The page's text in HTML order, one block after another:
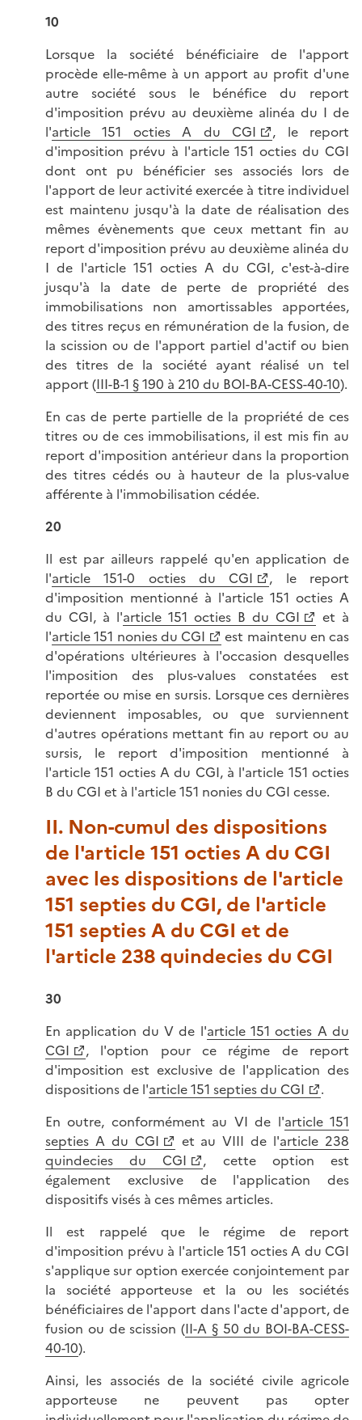
10
Lorsque la société bénéficiaire de l'apport
procède elle-même à un apport au profit d'une
autre société sous le bénéfice du report
d'imposition prévu au deuxième alinéa du I de
l'article 151 octies A du CGI
, le report
d'imposition prévu à l'article 151 octies du CGI
dont ont pu bénéficier ses associés lors de
l'apport de leur activité exercée à titre individuel
est maintenu jusqu'à la date de réalisation des
mêmes évènements que ceux mettant fin au
report d'imposition prévu au deuxième alinéa du
I de l'article 151 octies A du CGI, c'est-à-dire
jusqu'à la date de perte de propriété des
immobilisations non amortissables apportées,
des titres reçus en rémunération de la fusion, de
la scission ou de l'apport partiel d'actif ou bien
des titres de la société ayant réalisé un tel
apport (III-B-1 § 190 à 210 du BOI-BA-CESS-40-10).
En cas de perte partielle de la propriété de ces
titres ou de ces immobilisations, il est mis fin au
report d'imposition antérieur dans la proportion
des titres cédés ou à hauteur de la plus-value
afférente à l'immobilisation cédée.
20
Il est par ailleurs rappelé qu'en application de
l'article 151-0 octies du CGI
, le report
d'imposition mentionné à l'article 151 octies A
du CGI, à l'article 151 octies B du CGI
et à
l'article 151 nonies du CGI
est maintenu en cas
d'opérations ultérieures à l'occasion desquelles
l'imposition des plus-values constatées est
reportée ou mise en sursis. Lorsque ces dernières
deviennent imposables, ou que surviennent
d'autres opérations mettant fin au report ou au
sursis, le report d'imposition mentionné à
l'article 151 octies A du CGI, à l'article 151 octies
B du CGI et à l'article 151 nonies du CGI cesse.
II. Non-cumul des dispositions
de l'article 151 octies A du CGI
avec les dispositions de l'article
151 septies du CGI, de l'article
151 septies A du CGI et de
l'article 238 quindecies du CGI
30
En application du V de l'article 151 octies A du
CGI
, l'option pour ce régime de report
d'imposition est exclusive de l'application des
dispositions de l'article 151 septies du CGI
.
En outre, conformément au VI de l'article 151
septies A du CGI
et au VIII de l'article 238
quindecies du CGI
, cette option est
également exclusive de l'application des
dispositifs visés à ces mêmes articles.
Il est rappelé que le régime de report
d'imposition prévu à l'article 151 octies A du CGI
s'applique sur option exercée conjointement par
la société apporteuse et la ou les sociétés
bénéficiaires de l'apport dans l'acte d'apport, de
fusion ou de scission (II-A § 50 du BOI-BA-CESS-
40-10).
Ainsi, les associés de la société civile agricole
apporteuse ne peuvent pas opter